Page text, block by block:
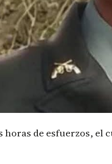
horas de esfuerzos, el